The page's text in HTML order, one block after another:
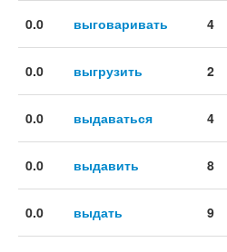
0.0 выговаривать 4
0.0 выгрузить 2
0.0 выдаваться 4
0.0 выдавить 8
0.0 выдать 9